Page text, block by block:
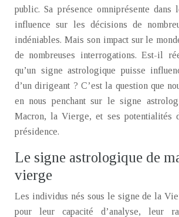
public. Sa présence omniprésente dans
influence sur les décisions de
indéniables. Mais son impact sur le
de nombreuses interrogations. Est-il
qu’un signe astrologique puisse
d’un dirigeant ? C’est la question que
en nous penchant sur le signe
Macron, la Vierge, et ses potentialités
présidence.
Le signe astrologique de
vierge
Les individus nés sous le signe de la
pour leur capacité d’analyse, leur